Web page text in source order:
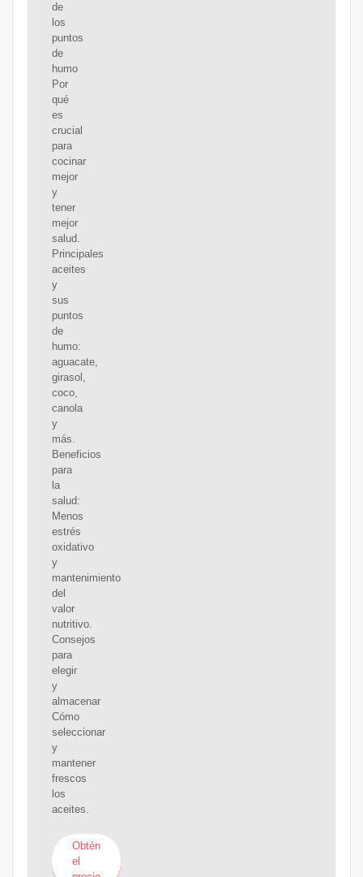
de
los
puntos
de
humo
Por
qué
es
crucial
para
cocinar
mejor
y
tener
mejor
salud.
Principales
aceites
y
sus
puntos
de
humo:
aguacate,
girasol,
coco,
canola
y
más.
Beneficios
para
la
salud:
Menos
estrés
oxidativo
y
mantenimiento
del
valor
nutritivo.
Consejos
para
elegir
y
almacenar
Cómo
seleccionar
y
mantener
frescos
los
aceites.
Obtén
el